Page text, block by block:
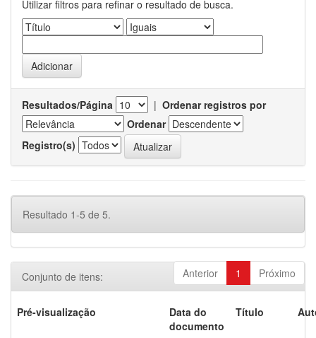
Utilizar filtros para refinar o resultado de busca.
Resultados/Página | Ordenar registros por
Ordenar
Registro(s)
Resultado 1-5 de 5.
Anterior 1 Próximo
Conjunto de itens:
Pré-visualização
Data do
documento
Título